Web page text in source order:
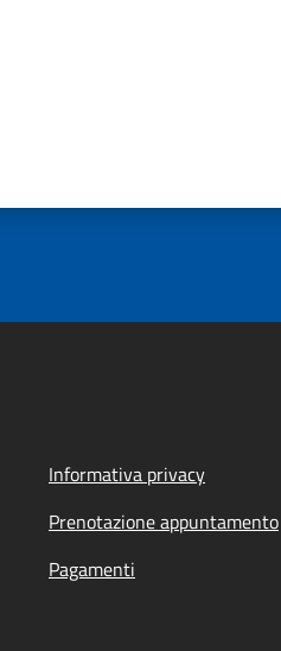
Informativa privacy
Prenotazione appuntamento
Pagamenti